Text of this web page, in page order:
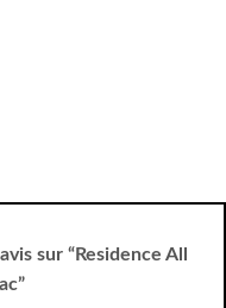
sur “Residence All